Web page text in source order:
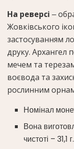
На реверсі ‒
Жовківського
застосуванням
друку. Архангел
мечем та
воєвода та
рослинним
Номінал
Вона
чистоті – 31,1 г.